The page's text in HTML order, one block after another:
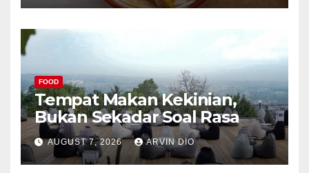
FOOD
Tempat Makan Kekinian,
Bukan Sekadar Soal Rasa
AUGUST 7, 2026 ARVIN DIO